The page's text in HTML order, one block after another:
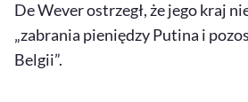
De Wever ostrzegł, że jego kraj
„zabrania pieniędzy Putina i
Belgii”.